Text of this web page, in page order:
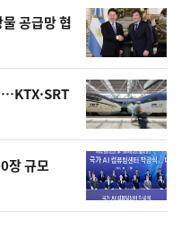
공급망 협
장 규모